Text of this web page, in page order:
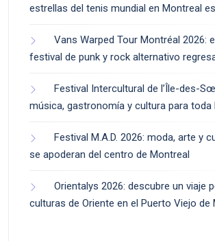
estrellas del tenis mundial en Montreal
Vans Warped Tour Montréal 2026:
festival de punk y rock alternativo
Festival Intercultural de l’Île-des-
música, gastronomía y cultura para toda
Festival M.A.D. 2026: moda, arte y
se apoderan del centro de Montreal
Orientalys 2026: descubre un viaje
culturas de Oriente en el Puerto Viejo de